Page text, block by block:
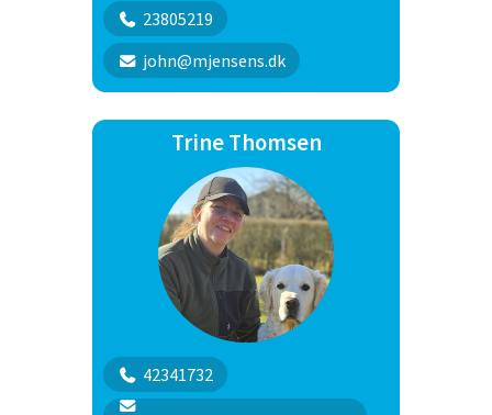
spor,
Nosework og IGP
“Adfærdsbehandling er at ændre
eller fjerne en uønsket adfærd hos
din hund gennem træning. Med
den rigtige viden og træning kan
det i langt de fleste tilfælde lade
sig gøre, at ændre den uønskede
adfærd, så dig og din hund igen kan
få et positivt og godt samarbejde.”
23805219
john@mjensens.dk
Trine Thomsen
42341732